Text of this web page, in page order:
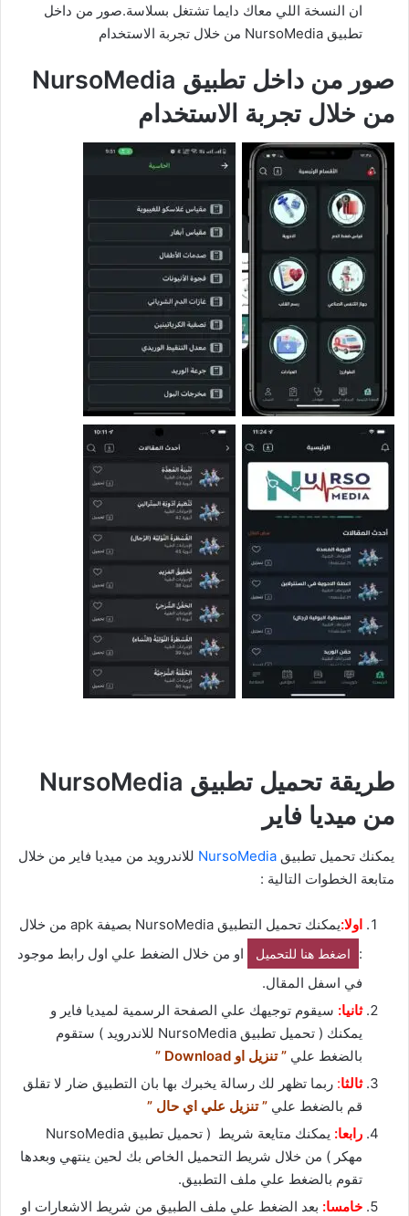
ان النسخة اللي معاك دايما تشتغل بسلاسة.صور من داخل
تطبيق NursoMedia من خلال تجربة الاستخدام
صور من داخل تطبيق NursoMedia
من خلال تجربة الاستخدام
طريقة تحميل تطبيق NursoMedia
من ميديا فاير
يمكنك تحميل تطبيق NursoMedia للاندرويد من ميديا فاير من خلال
متابعة الخطوات التالية :
اولا:
يمكنك تحميل التطبيق NursoMedia بصيفة apk من خلال
:
اضغط هنا للتحميل
او من خلال الضغط علي اول رابط موجود
في اسفل المقال.
ثانيا: سيقوم توجيهك علي الصفحة الرسمية لميديا فاير و
يمكنك ( تحميل تطبيق NursoMedia للاندرويد ) ستقوم
بالضغط علي ” تنزيل او Download ”
ثالثا: ربما تظهر لك رسالة يخبرك بها بان التطبيق ضار لا تقلق
قم بالضغط علي ” تنزيل علي اي حال ”
رابعا:
يمكنك متايعة شريط ( تحميل تطبيق NursoMedia
مهكر ) من خلال شريط التحميل الخاص بك لحين ينتهي وبعدها
تقوم بالضغط علي ملف التطبيق.
خامسا: بعد الضغط علي ملف الطبيق من شريط الاشعارات او